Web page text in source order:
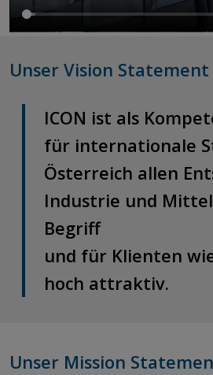
Unser Vision Statement
ICON ist als
für internationale
Österreich allen
Industrie und
Begriff
und für Klienten
hoch attraktiv.
Unser Mission